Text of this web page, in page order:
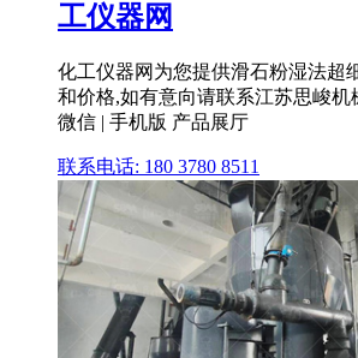
工仪器网
化工仪器网为您提供滑石粉湿法超
和价格,如有意向请联系江苏思峻机
微信 | 手机版 产品展厅
联系电话: 180 3780 8511